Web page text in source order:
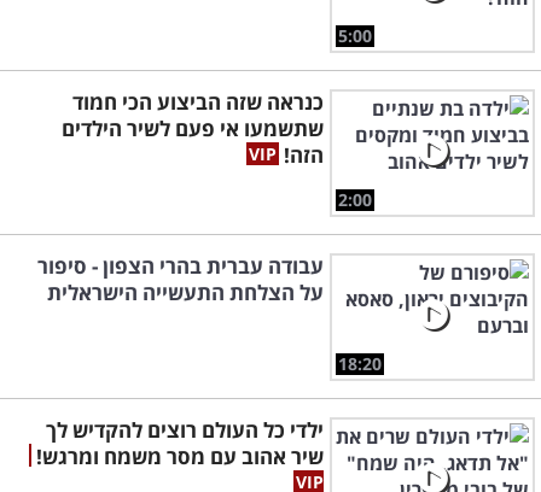
5:00
2:00
כנראה שזה הביצוע הכי חמוד
שתשמעו אי פעם לשיר הילדים
הזה!
18:20
עבודה עברית בהרי הצפון - סיפור
על הצלחת התעשייה הישראלית
ילדי כל העולם רוצים להקדיש לך
שיר אהוב עם מסר משמח ומרגש!